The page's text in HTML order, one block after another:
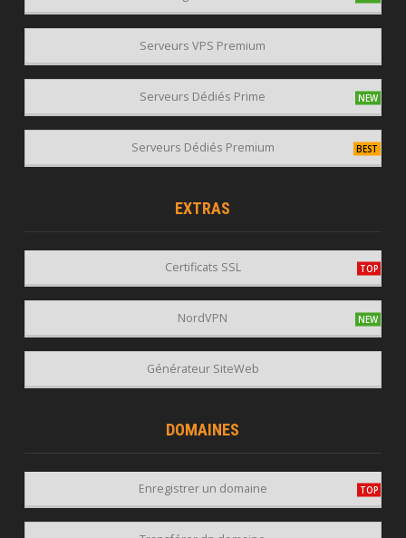
Serveurs VPS Premium
Serveurs Dédiés Prime
Serveurs Dédiés Premium
EXTRAS
Certificats SSL
Générateur SiteWeb
NordVPN
DOMAINES
Enregistrer un domaine